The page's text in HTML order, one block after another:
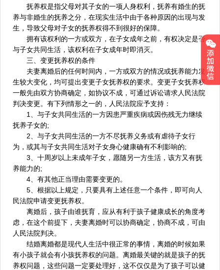
抚养权是指父母对其子女的一项人身权利，抚养有婚生的抚
养与非婚生的抚养之分，在现实生活中由于各种原因的出现与发
生，导致父母对子女的抚养权得不到很好的保障。
拥有该权利的一方或双方，在子女成年之前，有权决定是否
与子女共同生活，该权利在子女成年时即消灭。
三、变更抚养权的条件
夫妻离婚后的任何时间内，一方或双方的情况或抚养能力发
生较大变化，均可提出变更子女抚养权的要求。变更子女抚养权
一般先由双方协商确定，如协议不成，可通过诉讼请求人民法院
判决变更。有下列情形之一的，人民法院应予支持：
1、与子女共同生活的一方因患严重疾病或因伤残无力继续
抚养子女的;
2、与子女共同生活的一方不尽抚养义务或有虐待子女行
为，或其与子女共同生活对子女身心健康确有不利影响的;
3、十周岁以上未成年子女，愿随另一方生活，该方又有抚
养能力的;
4、有其他正当理由需要变更的。
5、根据以上规定，只要具有上述任意一个条件，即可向人
民法院申请变更抚养权。
离婚后，孩子由谁抚育，应从有利于孩子健康成长的角度考
虑，在这个前提下，夫妻离婚时可以协商确定，协商不成，可由
人民法院判决。
结婚离婚都是现代人生活中很正常的事情，离婚的时候如果
有小孩子就会有小孩抚养权的问题。离婚最关键的就是孩子的抚
养权问题，这些问题一定要处理好，这不仅仅是为了孩子可以健